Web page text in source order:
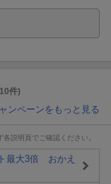
件)
ンペーンをもっと見る
説明頁でご確認ください。
最大3倍 おかえ